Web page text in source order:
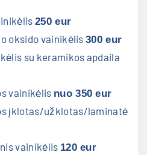
250 eur
oksido vainikėlis300 eur
su keramikos apdaila
vainikėlis nuo 350 eur
įklotas/užklotas/laminatė
vainikėlis 120 eur